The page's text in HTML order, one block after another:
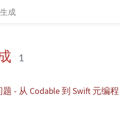
成
1
- 从 Codable 到 Swift 元编程